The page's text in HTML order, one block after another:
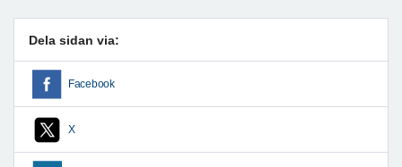
Dela sidan via:
Facebook
X